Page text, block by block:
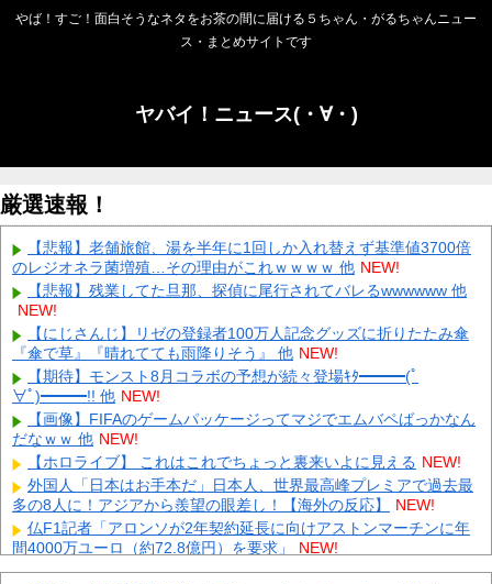
やば！すご！面白そうなネタをお茶の間に届ける５ちゃん・がるちゃんニュー
ス・まとめサイトです
ヤバイ！ニュース(・∀・)
厳選速報！
【悲報】老舗旅館、湯を半年に1回しか入れ替えず基準値3700倍
のレジオネラ菌増殖…その理由がこれｗｗｗｗ 他 NEW!
【悲報】残業してた旦那、探偵に尾行されてバレるwwwwww 他
NEW!
【にじさんじ】リゼの登録者100万人記念グッズに折りたたみ傘
『傘で草』『晴れてても雨降りそう』 他 NEW!
【期待】モンスト8月コラボの予想が続々登場ｷﾀ━━━(ﾟ
∀ﾟ)━━━!! 他 NEW!
【画像】FIFAのゲームパッケージってマジでエムバペばっかなん
だなｗｗ 他 NEW!
【ホロライブ】 これはこれでちょっと裏来いよに見える NEW!
外国人「日本はお手本だ」日本人、世界最高峰プレミアで過去最
多の8人に！アジアから羨望の眼差し！【海外の反応】
NEW!
仏F1記者「アロンソが2年契約延長に向けアストンマーチンに年
間4000万ユーロ（約72.8億円）を要求」
NEW!
【画像】 テレ朝の気象予報士さん、意外と小さかった NEW!